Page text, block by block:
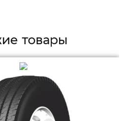
товары